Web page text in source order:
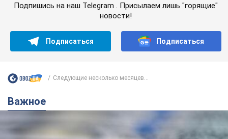
Подпишись на наш Telegram . Присылаем лишь "горящие"
новости!
Подписаться Подписаться
Следующие несколько месяцев...
Важное